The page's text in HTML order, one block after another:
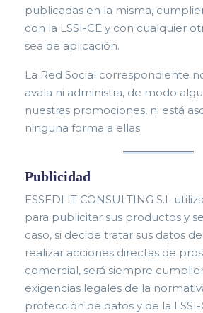
publicadas en la misma,
con la LSSI-CE y con cualquier
sea de aplicación.
La Red Social correspondiente
avala ni administra, de modo
nuestras promociones, ni está
ninguna forma a ellas.
Publicidad
ESSEDI IT CONSULTING S.L
para publicitar sus productos y
caso, si decide tratar sus datos
realizar acciones directas de
comercial, será siempre
exigencias legales de la
protección de datos y de la LSSI-